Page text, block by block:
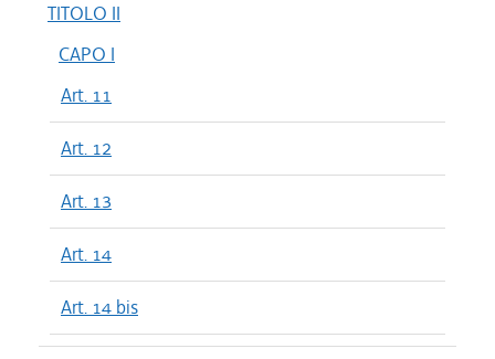
TITOLO II
CAPO I
Art. 11
Art. 12
Art. 13
Art. 14
Art. 14 bis